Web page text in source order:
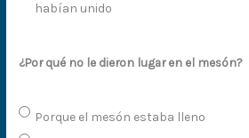
habían unido
¿Por qué no le dieron lugar en el mesón?
Porque el mesón estaba lleno